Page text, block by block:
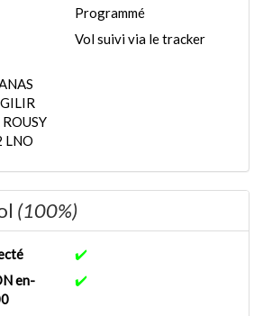
Programmé
Vol suivi via le tracker
LNO
(100%)
✔️
en-
✔️